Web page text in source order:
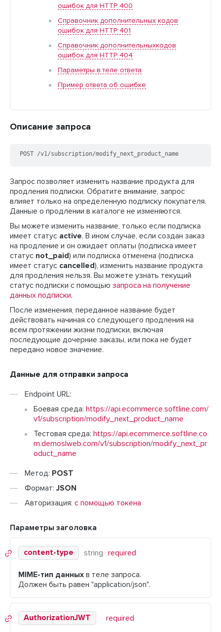
ошибок для HTTP 400
Справочник дополнительных кодов
ошибок для HTTP 401
Справочник дополнительныхкодов
ошибок для HTTP 404
Параметры в теле ответа
Пример ответа об ошибке
Описание запроса
POST /v1/subscription/modify_next_product_name
Запрос позволяет изменить название продукта для
продления подписки. Обратите внимание, запрос
влияет только на определенную подписку покупателя.
Данные о продлении в каталоге не изменяются.
Вы можете изменить название, только если подписка
имеет статус active. В ином случае, если создан заказ
на продление и он ожидает оплаты (подписка имеет
статус not_paid) или подписка отменена (подписка
имеет статус cancelled), изменить название продукта
для продления нельзя. Вы можете узнать текущий
статус подписки с помощью запроса на получение
данных подписки.
После изменения, переданное название будет
действовать начиная со следующего продления на
всем протяжении жизни подписки, включая
последующие дочерние заказы, или пока не будет
передано новое значение.
Данные для отправки запроса
Endpoint URL:
Боевая среда: https://api.ecommerce.softline.com/
v1/subscription/modify_next_product_name
Тестовая среда: https://api.ecommerce.softline.co
m.demoslweb.com/v1/subscription/modify_next_pr
oduct_name
Метод: POST
Формат:JSON
Авторизация: с помощью токена
Параметры заголовка
content-type string required
MIME-тип данных в теле запроса.
Должен быть равен "application/json".
AuthorizationJWT required